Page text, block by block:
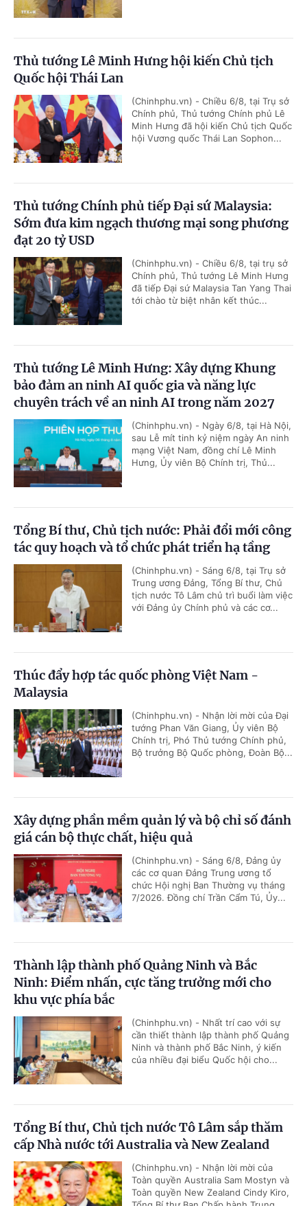
Thủ tướng Lê Minh Hưng hội kiến Chủ tịch
Quốc hội Thái Lan
(Chinhphu.vn) - Chiều 6/8, tại Trụ sở
Chính phủ, Thủ tướng Chính phủ Lê
Minh Hưng đã hội kiến Chủ tịch Quốc
hội Vương quốc Thái Lan Sophon...
Thủ tướng Chính phủ tiếp Đại sứ Malaysia:
Sớm đưa kim ngạch thương mại song phương
đạt 20 tỷ USD
(Chinhphu.vn) - Chiều 6/8, tại trụ sở
Chính phủ, Thủ tướng Lê Minh Hưng
đã tiếp Đại sứ Malaysia Tan Yang Thai
tới chào từ biệt nhân kết thúc...
Thủ tướng Lê Minh Hưng: Xây dựng Khung
bảo đảm an ninh AI quốc gia và năng lực
chuyên trách về an ninh AI trong năm 2027
(Chinhphu.vn) - Ngày 6/8, tại Hà Nội,
sau Lễ mít tinh kỷ niệm ngày An ninh
mạng Việt Nam, đồng chí Lê Minh
Hưng, Ủy viên Bộ Chính trị, Thủ...
Tổng Bí thư, Chủ tịch nước: Phải đổi mới công
tác quy hoạch và tổ chức phát triển hạ tầng
(Chinhphu.vn) - Sáng 6/8, tại Trụ sở
Trung ương Đảng, Tổng Bí thư, Chủ
tịch nước Tô Lâm chủ trì buổi làm việc
với Đảng ủy Chính phủ và các cơ...
Thúc đẩy hợp tác quốc phòng Việt Nam -
Malaysia
(Chinhphu.vn) - Nhận lời mời của Đại
tướng Phan Văn Giang, Ủy viên Bộ
Chính trị, Phó Thủ tướng Chính phủ,
Bộ trưởng Bộ Quốc phòng, Đoàn Bộ...
Xây dựng phần mềm quản lý và bộ chỉ số đánh
giá cán bộ thực chất, hiệu quả
(Chinhphu.vn) - Sáng 6/8, Đảng ủy
các cơ quan Đảng Trung ương tổ
chức Hội nghị Ban Thường vụ tháng
7/2026. Đồng chí Trần Cẩm Tú, Ủy...
Thành lập thành phố Quảng Ninh và Bắc
Ninh: Điểm nhấn, cực tăng trưởng mới cho
khu vực phía bắc
(Chinhphu.vn) - Nhất trí cao với sự
cần thiết thành lập thành phố Quảng
Ninh và thành phố Bắc Ninh, ý kiến
của nhiều đại biểu Quốc hội cho...
Tổng Bí thư, Chủ tịch nước Tô Lâm sắp thăm
cấp Nhà nước tới Australia và New Zealand
(Chinhphu.vn) - Nhận lời mời của
Toàn quyền Australia Sam Mostyn và
Toàn quyền New Zealand Cindy Kiro,